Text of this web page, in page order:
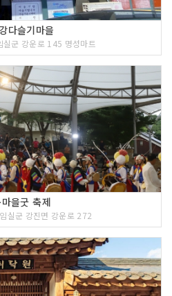
다슬기마을
실군 강운로 145 명성마트
을굿 축제
실군 강진면 강운로 272